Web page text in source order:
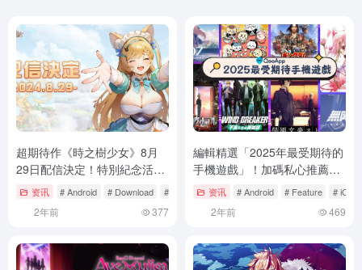
超期待作《時之樹少女》8月
29日配信決定！特別紀念活動
加開！
资讯 # Android # Download # Feature
2年前 377
編輯精選「2025年最受期待的
手機遊戲」！加碼私心推薦主
機遊戲～
资讯 # Android # Feature # iOS
2年前 469